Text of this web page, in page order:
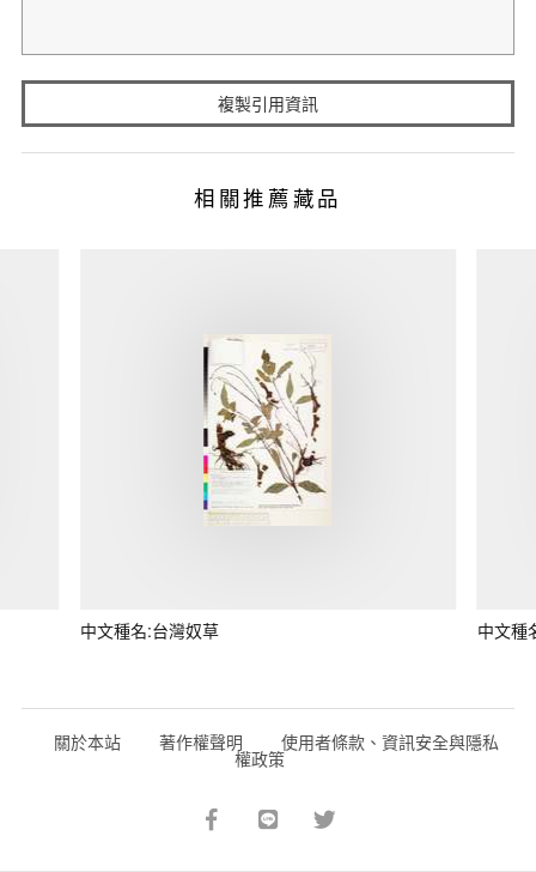
複製引用資訊
相關推薦藏品
中文種名:台灣奴草 中文種
關於本站 著作權聲明 使用者條款、資訊安全與隱私
權政策